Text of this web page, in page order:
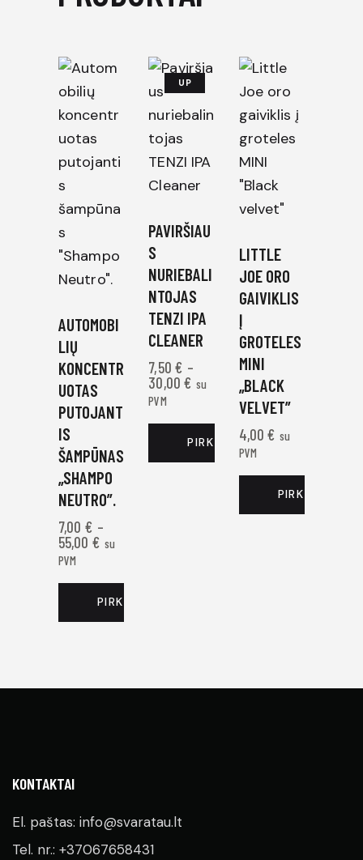
AUTOMOBI
LIŲ
KONCENTR
UOTAS
PUTOJANT
IS
ŠAMPŪNAS
„SHAMPO
NEUTRO”.
7,00 € –
55,00 € su
PVM
PIRKTI DABAR
UP
-
25
%
PAVIRŠIAU
S
NURIEBALI
NTOJAS
TENZI IPA
CLEANER
7,50 € –
30,00 € su
PVM
PIRKTI DABAR
LITTLE
JOE ORO
GAIVIKLIS
Į
GROTELES
MINI
„BLACK
VELVET”
4,00€ su
PVM
PIRKTI DABAR
KONTAKTAI
El. paštas: info@svaratau.lt
Tel. nr.: +37067658431